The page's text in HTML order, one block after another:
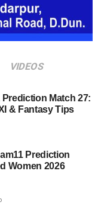
स्वतंत्रता और जिम्मेदारी
घर विकसित किए
होगी।
VIDEOS
Match 27:
& Fantasy Tips
Prediction
Women 2026